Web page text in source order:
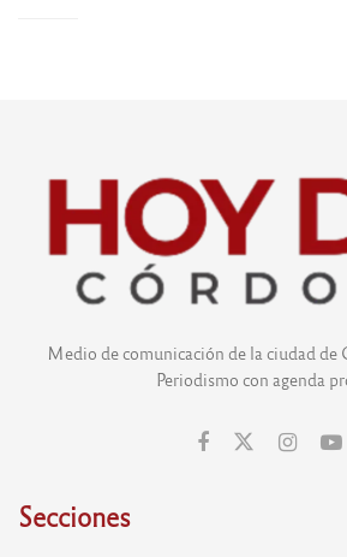
Medio de comunicación de la ciudad de
Periodismo con agenda
Secciones